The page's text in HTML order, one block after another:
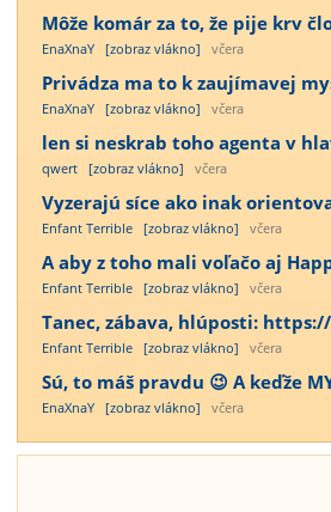
Môže komár za to, že pije krv
EnaXnaY [zobraz vlákno] včera
Privádza ma to k zaujímavej
EnaXnaY [zobraz vlákno] včera
len si neskrab toho agenta v
qwert [zobraz vlákno] včera
Vyzerajú síce ako inak
Enfant Terrible [zobraz vlákno] včera
A aby z toho mali voľačo aj
Enfant Terrible [zobraz vlákno] včera
Tanec, zábava, hlúposti:
Enfant Terrible [zobraz vlákno] včera
Sú, to máš pravdu 😉 A keďže
EnaXnaY [zobraz vlákno] včera